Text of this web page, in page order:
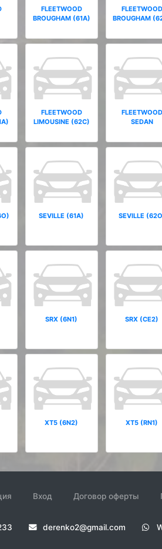
FLEETWOOD
BROUGHAM (61A)
FLEETWOOD
BROUGHAM
FLEETWOOD
LIMOUSINE (62C)
FLEETWOOD
SEDAN
SEVILLE (61A) SEVILLE
SRX (6N1) SRX (CE2)
XT5 (6N2) XT5 (RN1)
Вход Договор оферты
derenko2@gmail.com